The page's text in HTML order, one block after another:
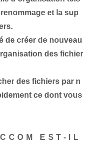
et la sup
de créer de nouveau
des fichier
des fichiers par n
ce dont vous
EST-IL